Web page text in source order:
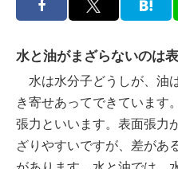
水と油がまざらないのは
水は水分子どうしが、油
き寄せあってできています
張力といいます。表面張力
ざりやすいですが、差があ